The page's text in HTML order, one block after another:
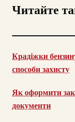
Читайте
Крадіжки
способи захисту
Як оформити
документи